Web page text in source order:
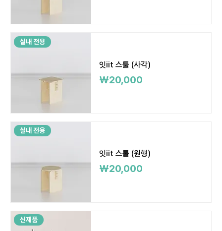
실내 전용
잇iit 스툴 (사각)
가격
₩20,000
실내 전용
잇iit 스툴 (원형)
가격
₩20,000
신제품